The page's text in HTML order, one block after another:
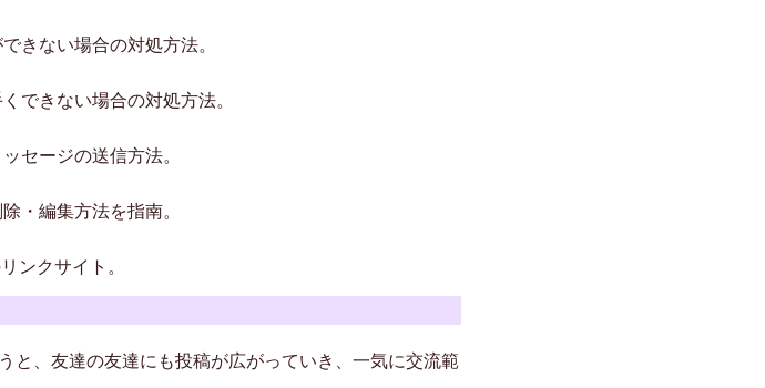
きない場合の対処方法。
できない場合の対処方法。
セージの送信方法。
・編集方法を指南。
ンクサイト。
と、友達の友達にも投稿が広がっていき、一気に交流範